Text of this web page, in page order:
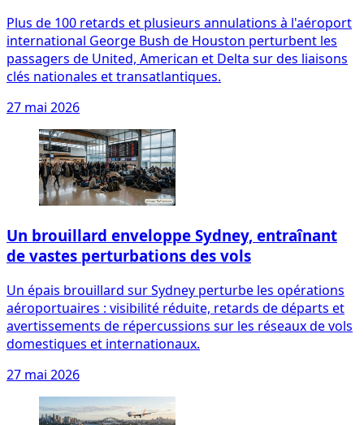
Plus de 100 retards et plusieurs annulations à l'aéroport
international George Bush de Houston perturbent les
passagers de United, American et Delta sur des liaisons
clés nationales et transatlantiques.
27 mai 2026
Un brouillard enveloppe Sydney, entraînant
de vastes perturbations des vols
Un épais brouillard sur Sydney perturbe les opérations
aéroportuaires : visibilité réduite, retards de départs et
avertissements de répercussions sur les réseaux de vols
domestiques et internationaux.
27 mai 2026